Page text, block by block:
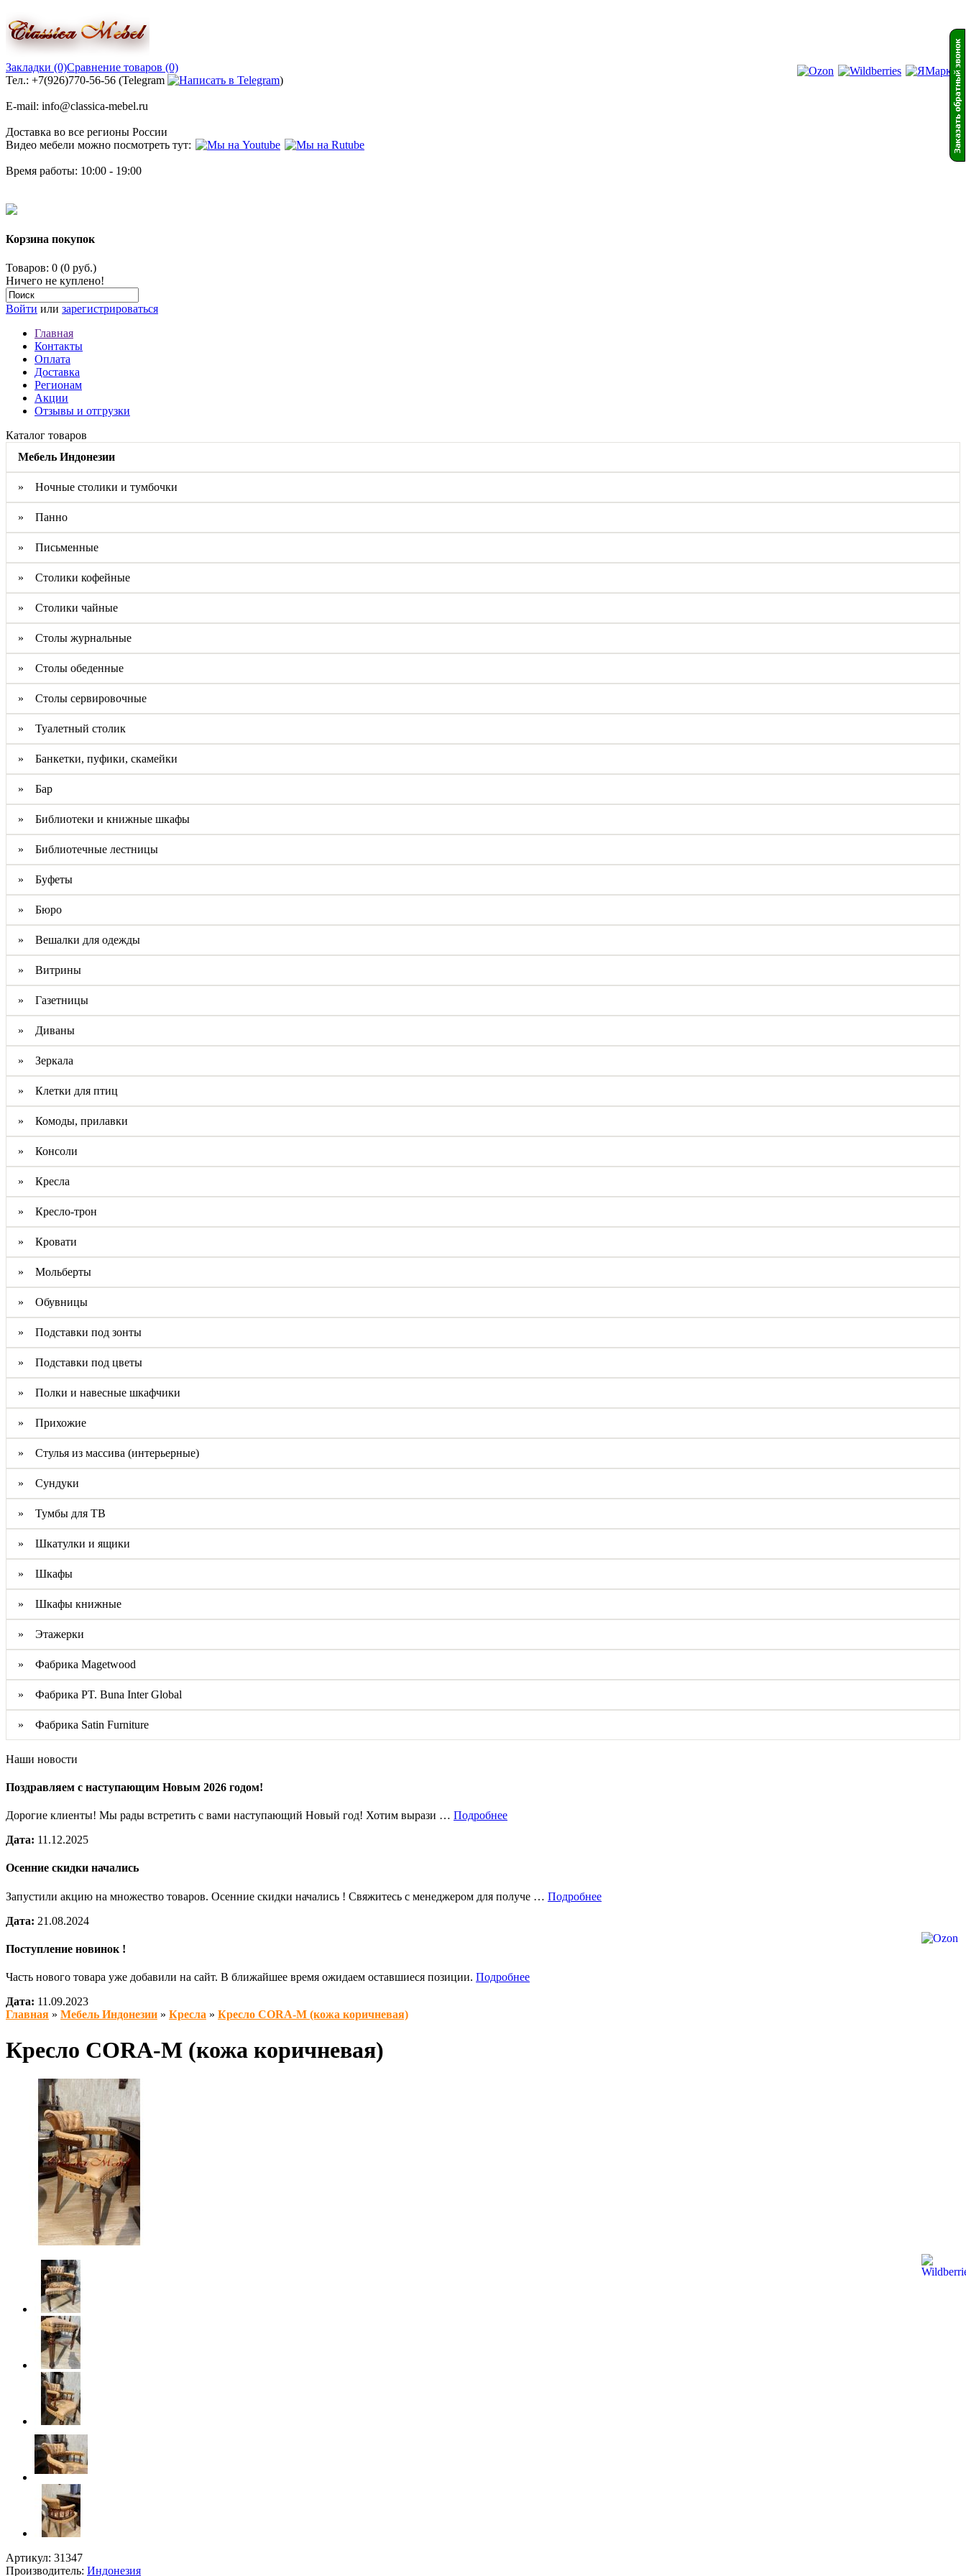
Закладки (0)Сравнение товаров (0)
Тел.: +7(926)770-56-56 (Telegram
)
E-mail: info@classica-mebel.ru
Доставка во все регионы России
Видео мебели можно посмотреть тут:
Время работы: 10:00 - 19:00
Корзина покупок
Товаров: 0 (0 руб.)
Ничего не куплено!
Войти или зарегистрироваться
Главная
Контакты
Оплата
Доставка
Регионам
Акции
Отзывы и отгрузки
Каталог товаров
Мебель Индонезии
» Ночные столики и тумбочки
» Панно
» Письменные
» Столики кофейные
» Столики чайные
» Столы журнальные
» Столы обеденные
» Столы сервировочные
» Туалетный столик
» Банкетки, пуфики, скамейки
» Бар
» Библиотеки и книжные шкафы
» Библиотечные лестницы
» Буфеты
» Бюро
» Вешалки для одежды
» Витрины
» Газетницы
» Диваны
» Зеркала
» Клетки для птиц
» Комоды, прилавки
» Консоли
» Кресла
» Кресло-трон
» Кровати
» Мольберты
» Обувницы
» Подставки под зонты
» Подставки под цветы
» Полки и навесные шкафчики
» Прихожие
» Стулья из массива (интерьерные)
» Сундуки
» Тумбы для ТВ
» Шкатулки и ящики
» Шкафы
» Шкафы книжные
» Этажерки
» Фабрика Magetwood
» Фабрика PT. Buna Inter Global
» Фабрика Satin Furniture
Наши новости
Поздравляем с наступающим Новым 2026 годом!
Дорогие клиенты! Мы рады встретить с вами наступающий Новый год! Хотим вырази … Подробнее
Дата: 11.12.2025
Осенние скидки начались
Запустили акцию на множество товаров. Осенние скидки начались ! Свяжитесь с менеджером для получе … Подробнее
Дата: 21.08.2024
Поступление новинок !
Часть нового товара уже добавили на сайт. В ближайшее время ожидаем оставшиеся позиции. Подробнее
Дата: 11.09.2023
Главная » Мебель Индонезии » Кресла » Кресло CORA-M (кожа коричневая)
Кресло CORA-M (кожа коричневая)
Артикул: 31347
Производитель: Индонезия